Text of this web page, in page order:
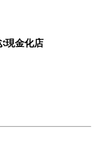
現金化店